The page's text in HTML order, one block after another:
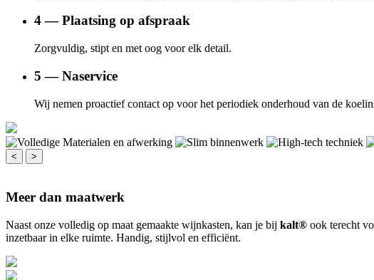
4 — Plaatsing op afspraak
Zorgvuldig, stipt en met oog voor elk detail.
5 — Naservice
Wij nemen proactief contact op voor het periodiek onderhoud van de
< >
Meer dan maatwerk
Naast onze volledig op maat gemaakte wijnkasten, kan je bij kalt® ook terecht
inzetbaar in elke ruimte. Handig, stijlvol en efficiënt.